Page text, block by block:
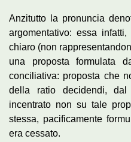
Anzitutto la pronuncia
argomentativo: essa
chiaro (non
una proposta formulata
conciliativa: proposta che
della ratio decidendi,
incentrato non su tale
stessa, pacificamente
era cessato.